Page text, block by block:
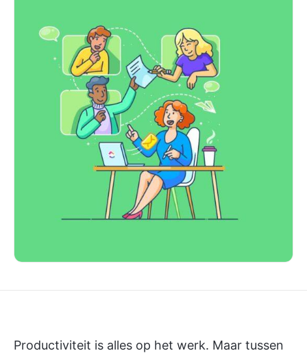
Productiviteit is alles op het werk. Maar tussen